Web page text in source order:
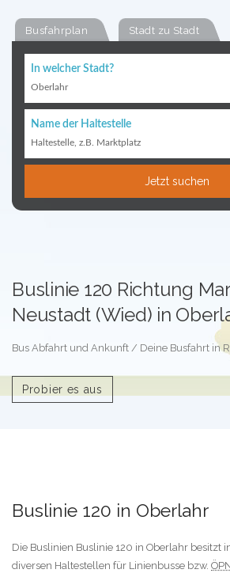
Busfahrplan Stadt zu Stadt
In welcher Stadt?
Oberlahr
Name der Haltestelle
Haltestelle, z.B. Marktplatz
Jetzt suchen
Buslinie 120 Richtung
Neustadt (Wied) in
Bus Abfahrt und Ankunft / Deine Busfahrt in
Probier es aus
Buslinie 120 in Oberlahr
Die Buslinien Buslinie 120 in Oberlahr besitzt
diversen Haltestellen für Linienbusse bzw.